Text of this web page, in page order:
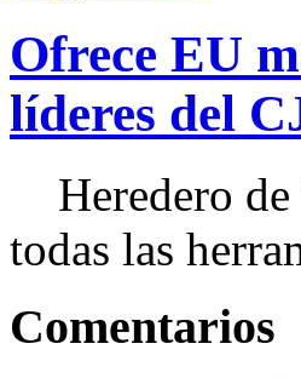
Ofrece EU
líderes del
Heredero de
todas las
Comentarios